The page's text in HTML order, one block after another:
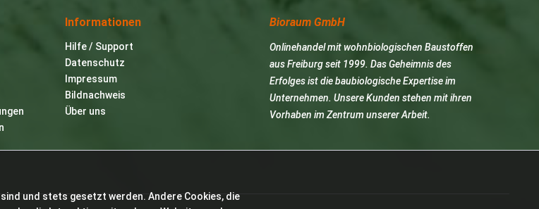
Informationen
Hilfe / Support
Datenschutz
Impressum
Bildnachweis
Über uns
Bioraum GmbH
Onlinehandel mit wohnbiologischen Baustoffen
aus Freiburg seit 1999. Das Geheimnis des
Erfolges ist die baubiologische Expertise im
Unternehmen. Unsere Kunden stehen mit ihren
Vorhaben im Zentrum unserer Arbeit.
und stets gesetzt werden. Andere Cookies, die